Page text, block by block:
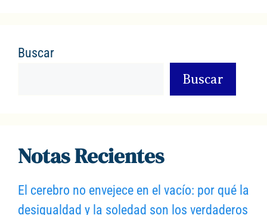
k
Buscar
Buscar
Notas Recientes
El cerebro no envejece en el vacío: por qué la
desigualdad y la soledad son los verdaderos